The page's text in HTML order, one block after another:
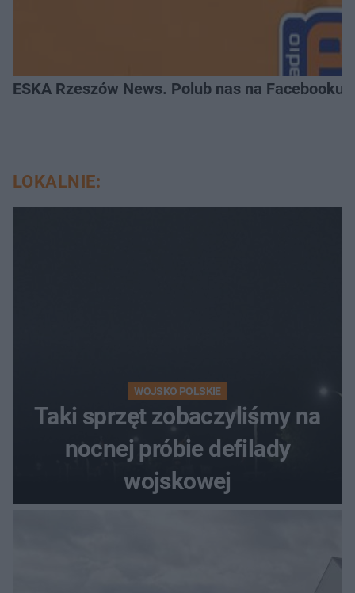
ESKA Rzeszów News. Polub nas na Facebooku!
LOKALNIE:
WOJSKO POLSKIE
Taki sprzęt zobaczyliśmy na
nocnej próbie defilady
wojskowej